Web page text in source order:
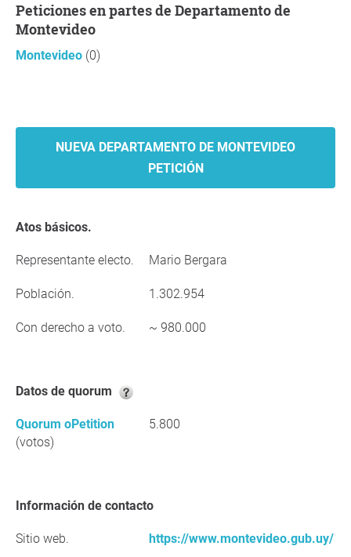
Peticiones en partes de Departamento de
Montevideo
Montevideo (0)
NUEVA DEPARTAMENTO DE MONTEVIDEO
PETICIÓN
Atos básicos.
Representante electo. Mario Bergara
Población. 1.302.954
Con derecho a voto. ~ 980.000
Datos de quorum
Quorum oPetition
(votos)
5.800
Información de contacto
Sitio web. https://www.montevideo.gub.uy/